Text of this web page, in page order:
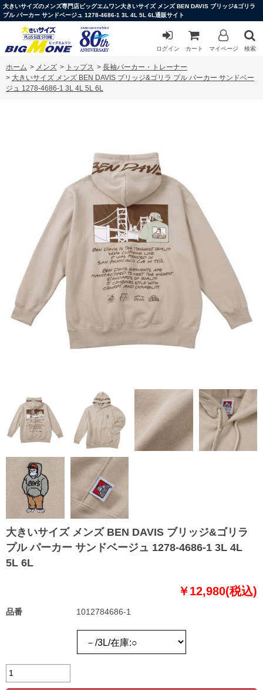
大きいサイズのメンズ専門店ビッグエムワン大きいサイズ メンズ BEN DAVIS ブリッジ&ゴリラ
プル パーカー サンドベージュ 1278-4686-1 3L 4L 5L 6L通販サイト
ログイン カート マイページ 検索
ホーム > メンズ > トップス > 長袖パーカー・トレーナー
> 大きいサイズ メンズ BEN DAVIS ブリッジ&ゴリラ プル パーカー サンドベー
ジュ 1278-4686-1 3L 4L 5L 6L
大きいサイズ メンズ BEN DAVIS ブリッジ&ゴリラ
プル パーカー サンドベージュ 1278-4686-1 3L 4L
5L 6L
￥12,980(税込)
品番 1012784686-1